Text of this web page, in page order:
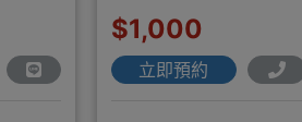
$1,000
立即預約